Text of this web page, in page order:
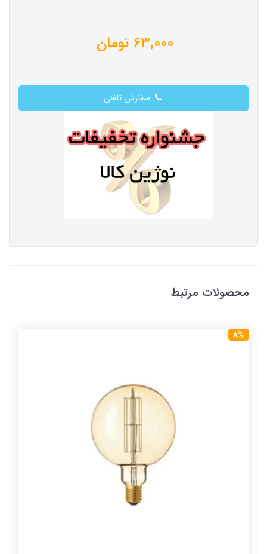
63,000 تومان
سفارش تلفنی
محصولات مرتبط
8%